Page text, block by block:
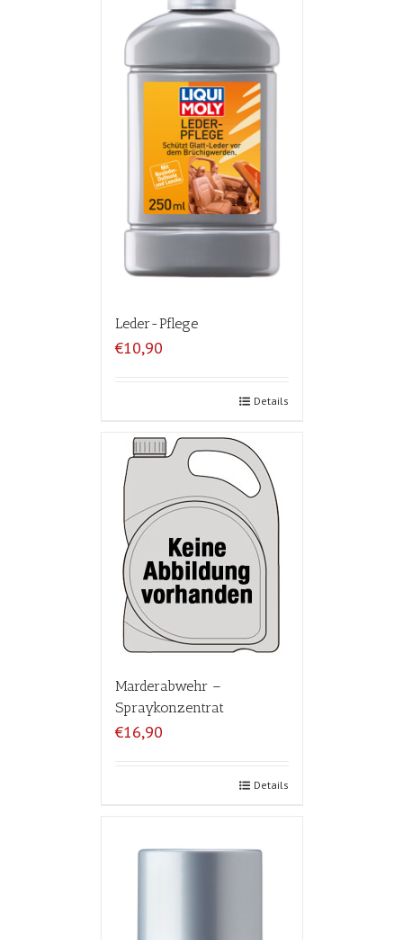
Leder-Pflege
€10,90
Details
Marderabwehr –
Spraykonzentrat
€16,90
Details